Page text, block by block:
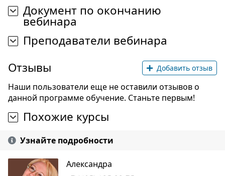
Документ по окончанию
вебинара
Преподаватели вебинара
Отзывы
Добавить отзыв
Наши пользователи еще не оставили отзывов о
данной программе обучение. Станьте первым!
Похожие курсы
Узнайте подробности
Александра